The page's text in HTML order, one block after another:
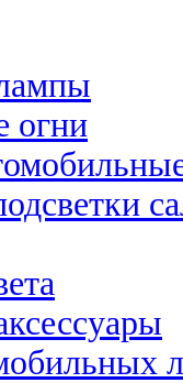
огни